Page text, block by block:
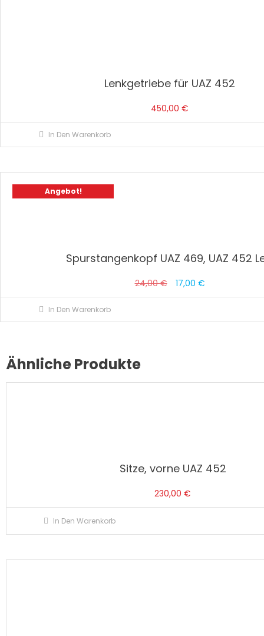
Lenkgetriebe für UAZ 452
450,00 €
In Den Warenkorb
Angebot!
Spurstangenkopf UAZ 469, UAZ 452
24,00€
Ursprünglicher
Preis
17,00 €Aktueller
Preis
In Den Warenkorb
Ähnliche Produkte
Sitze, vorne UAZ 452
230,00€
In Den Warenkorb